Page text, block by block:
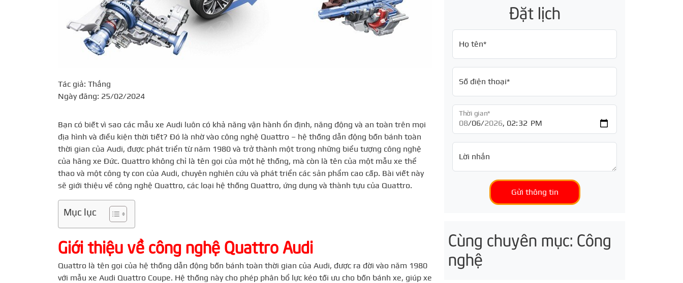
Tác giả: Thắng
Ngày đăng: 25/02/2024
Bạn có biết vì sao các mẫu xe Audi luôn có khả năng vận hành ổn định, năng động và an toàn trên mọi
địa hình và điều kiện thời tiết? Đó là nhờ vào công nghệ Quattro – hệ thống dẫn động bốn bánh toàn
thời gian của Audi, được phát triển từ năm 1980 và trở thành một trong những biểu tượng công nghệ
của hãng xe Đức. Quattro không chỉ là tên gọi của một hệ thống, mà còn là tên của một mẫu xe thể
thao và một công ty con của Audi, chuyên nghiên cứu và phát triển các sản phẩm cao cấp. Bài viết này
sẽ giới thiệu về công nghệ Quattro, các loại hệ thống Quattro, ứng dụng và thành tựu của Quattro.
Mục lục
Giới thiệu về công nghệ Quattro Audi
Quattro là tên gọi của hệ thống dẫn động bốn bánh toàn thời gian của Audi, được ra đời vào năm 1980
với mẫu xe Audi Quattro Coupe. Hệ thống này cho phép phân bổ lực kéo tối ưu cho bốn bánh xe, giúp xe
Đặt lịch
Họ tên*
Số điện thoại*
Thời gian*
Lời nhắn
Gửi thông tin
Cùng chuyên mục: Công
nghệ